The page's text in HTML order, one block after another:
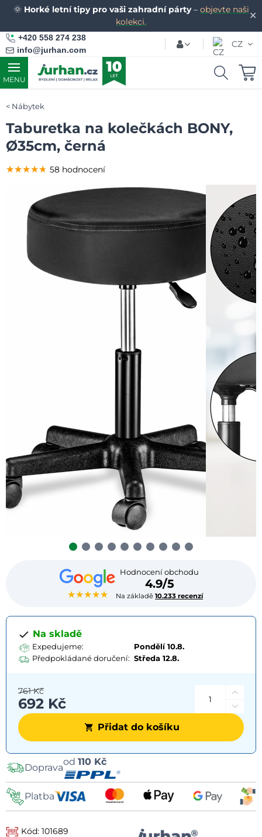
✕
🌞 Horké letní tipy pro vaši zahradní párty– objevte naši
kolekci.
+420 558 274 238
info@jurhan.com
CZ
MENU
Nábytek
Taburetka na kolečkách BONY,
Ø35cm, černá
★★★★★
Hodnocení obchodu
4.9/5
Na základě10.233 recenzí
★★★★★
★★★★★
★★★★★ 58 hodnocení
Na skladě
Expedujeme:
Pondělí 10.8.
Předpokládané doručení: Středa 12.8.
692 Kč
761 Kč
Přidat do košíku
Dopravaod 110 Kč
Platba
Kód: 101689